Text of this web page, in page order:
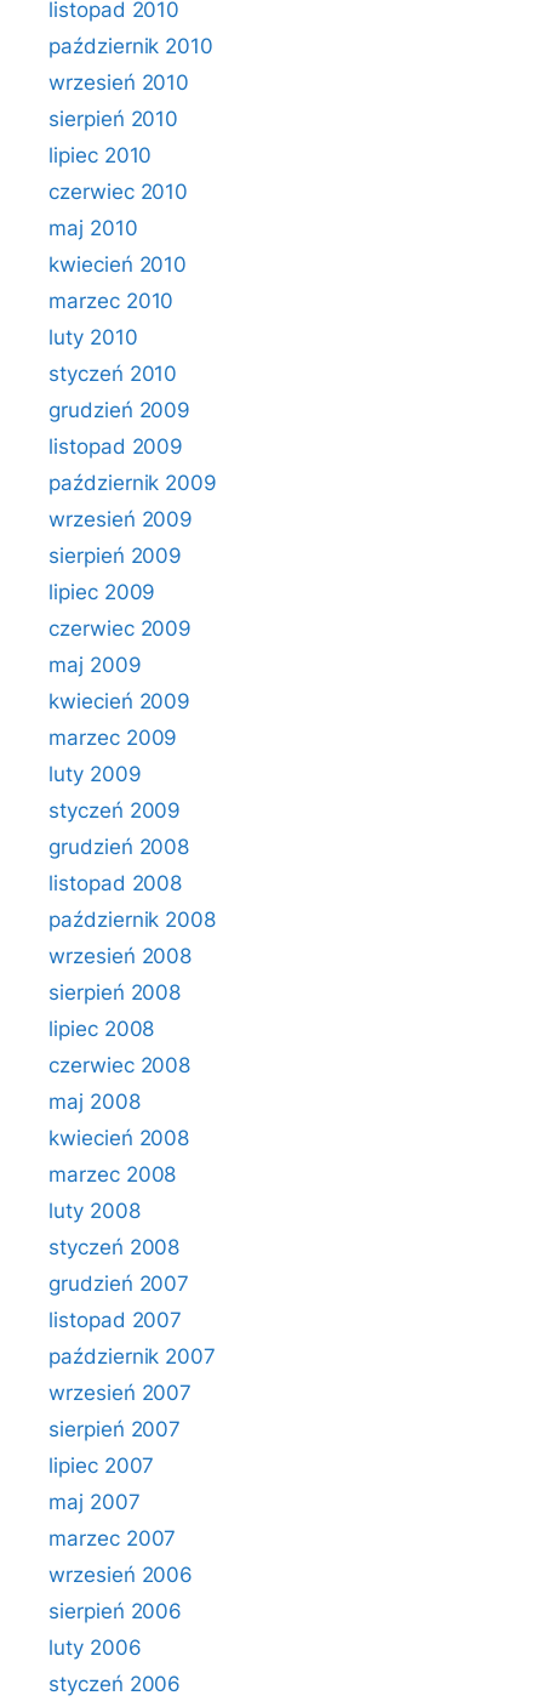
listopad 2010
październik 2010
wrzesień 2010
sierpień 2010
lipiec 2010
czerwiec 2010
maj 2010
kwiecień 2010
marzec 2010
luty 2010
styczeń 2010
grudzień 2009
listopad 2009
październik 2009
wrzesień 2009
sierpień 2009
lipiec 2009
czerwiec 2009
maj 2009
kwiecień 2009
marzec 2009
luty 2009
styczeń 2009
grudzień 2008
listopad 2008
październik 2008
wrzesień 2008
sierpień 2008
lipiec 2008
czerwiec 2008
maj 2008
kwiecień 2008
marzec 2008
luty 2008
styczeń 2008
grudzień 2007
listopad 2007
październik 2007
wrzesień 2007
sierpień 2007
lipiec 2007
maj 2007
marzec 2007
wrzesień 2006
sierpień 2006
luty 2006
styczeń 2006